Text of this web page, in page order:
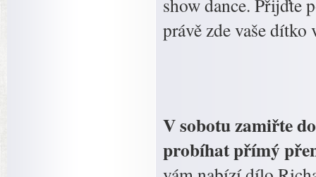
show dance. Přijďte
právě zde vaše
V sobotu zamiřte
probíhat přímý